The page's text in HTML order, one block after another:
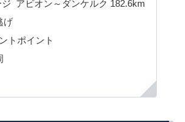
アビオン～ダンケルク 182.6km
げ
トポイント